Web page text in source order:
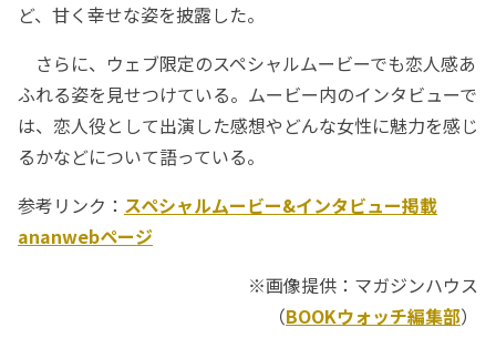
ど、甘く幸せな姿を披露した。
さらに、ウェブ限定のスペシャルムービーでも恋人感あ
ふれる姿を見せつけている。ムービー内のインタビューで
は、恋人役として出演した感想やどんな女性に魅力を感じ
るかなどについて語っている。
参考リンク： スペシャルムービー&インタビュー掲載
ananwebページ
※画像提供：マガジンハウス
（BOOKウォッチ編集部）